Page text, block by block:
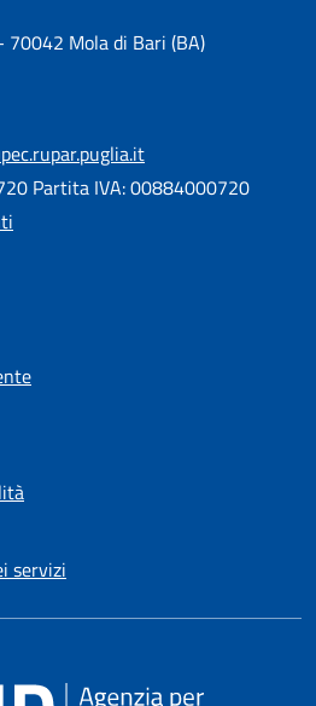
Mola di Bari (BA)
Partita IVA: 00884000720
servizi